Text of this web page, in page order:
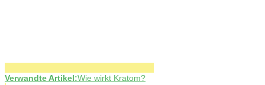
Verwandte Artikel:Wie wirkt Kratom?